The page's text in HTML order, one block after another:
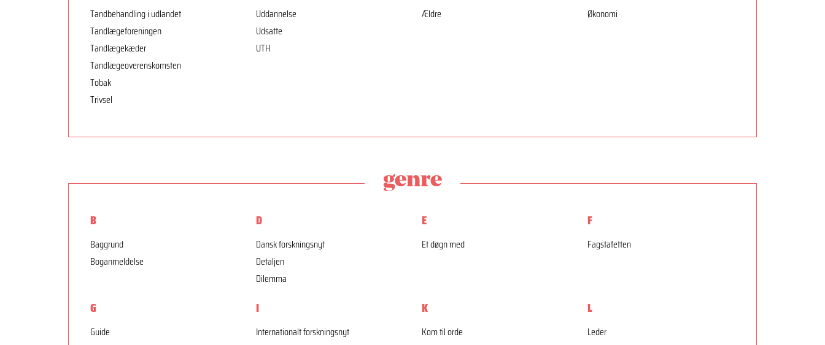
Tandbehandling i udlandet
Tandlægeforeningen
Tandlægekæder
Tandlægeoverenskomsten
Tobak
Trivsel
Uddannelse
Udsatte
UTH
Ældre Økonomi
genre
B
Baggrund
Boganmeldelse
D
Dansk forskningsnyt
Detaljen
Dilemma
E
Et døgn med
F
Fagstafetten
G
Guide
I
Internationalt forskningsnyt
K
Kom til orde
L
Leder